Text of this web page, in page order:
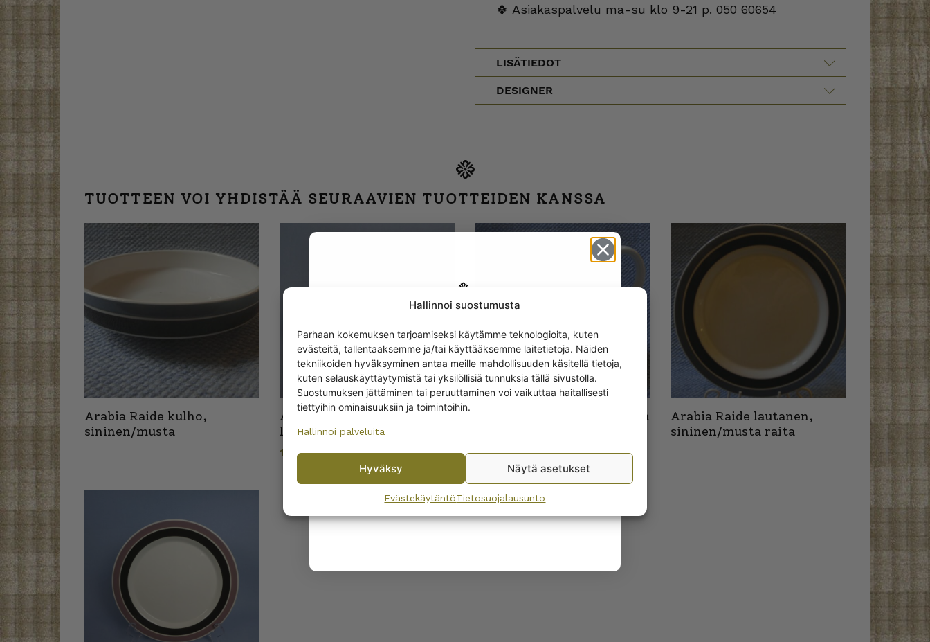
Hallinnoi suostumusta
Parhaan kokemuksen tarjoamiseksi käytämme teknologioita, kuten
evästeitä, tallentaaksemme ja/tai käyttääksemme laitetietoja. Näiden
tekniikoiden hyväksyminen antaa meille mahdollisuuden käsitellä tietoja,
kuten selauskäyttäytymistä tai yksilöllisiä tunnuksia tällä sivustolla.
Suostumuksen jättäminen tai peruuttaminen voi vaikuttaa haitallisesti
tiettyihin ominaisuuksiin ja toimintoihin.
Hallinnoi palveluita
Hyväksy Näytä asetukset
EvästekäytäntöTietosuojalausunto
🍀 Asiakaspalvelu ma-su klo 9-21 p. 050 60654
LISÄTIEDOT
DESIGNER
TUOTTEEN VOI YHDISTÄÄ SEURAAVIEN TUOTTEIDEN KANSSA
Arabia Raide kulho,
sininen/musta
Arabia Raide tarjoilukulhot
lila
18,00€–25,00€
Arabia Raide kaadin sininen
Arabia Raide lautanen,
sininen/musta raita
Get -5%
off?
Yes! I want the discount
By subscribing to the newsletter, you consent to receiving messages from
Wanhojen kuppien and confirm that you have read and accepted